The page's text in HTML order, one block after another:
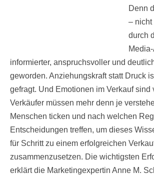
Denn
– nicht
durch
informierter, anspruchsvoller und
geworden. Anziehungskraft statt Druck
gefragt. Und Emotionen im Verkauf sind
Verkäufer müssen mehr denn je
Menschen ticken und nach welchen
Entscheidungen treffen, um dieses
für Schritt zu einem erfolgreichen
zusammenzusetzen. Die wichtigsten
erklärt die Marketingexpertin Anne M.